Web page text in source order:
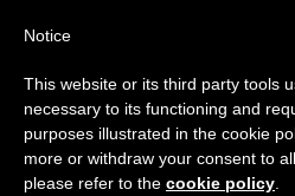
Aviso importante
Del 27 de julio al 7 de
anual, aprovechando que en
se generan menos
Notice
This website or its third party tools
necessary to its functioning and
purposes illustrated in the cookie
more or withdraw your consent to
please refer to the cookie policy